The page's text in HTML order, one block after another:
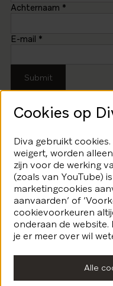
Achternaam *
E-mail *
Submit
Schrijf je in en ontvang
activiteiten en
Cookies op
Diva gebruikt
weigert, worden
zijn voor de werking
(zoals van YouTube)
marketingcookies
aanvaarden’ of
cookievoorkeuren
onderaan de website.
je er meer over wil
Alle